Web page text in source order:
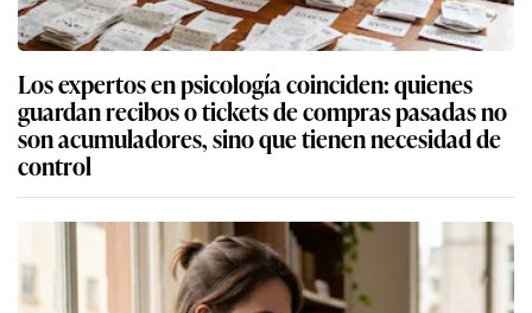
Los expertos en psicología coinciden: quienes
guardan recibos o tickets de compras pasadas no
son acumuladores, sino que tienen necesidad de
control